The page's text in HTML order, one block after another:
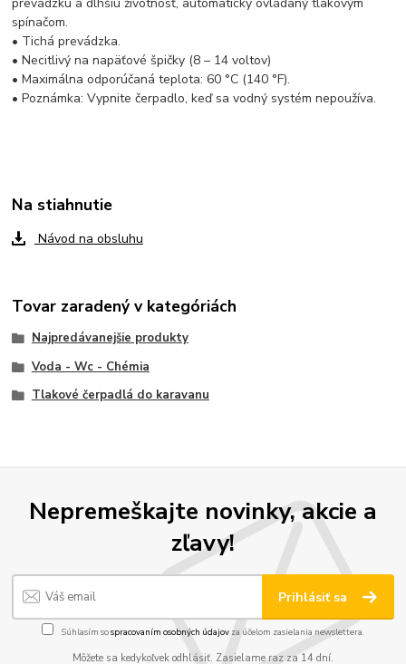
spínačom.
• Tichá prevádzka.
• Necitlivý na napäťové špičky (8 – 14 voltov)
• Maximálna odporúčaná teplota: 60 °C (140 °F).
• Poznámka: Vypnite čerpadlo, keď sa vodný systém nepoužíva.
Na stiahnutie
Návod na obsluhu
Tovar zaradený v kategóriách
Najpredávanejšie produkty
Voda - Wc - Chémia
Tlakové čerpadlá do karavanu
Nepremeškajte novinky, akcie a
zľavy!
Prihlásiť sa
Súhlasím sospracovaním osobných údajov za účelom zasielania newslettera.
Môžete sa kedykoľvek odhlásiť. Zasielame raz za 14 dní.